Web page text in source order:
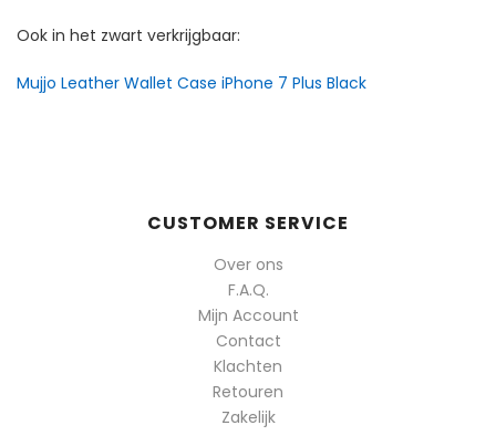
Ook in het zwart verkrijgbaar:
Mujjo Leather Wallet Case iPhone 7 Plus Black
CUSTOMER SERVICE
Over ons
F.A.Q.
Mijn Account
Contact
Klachten
Retouren
Zakelijk